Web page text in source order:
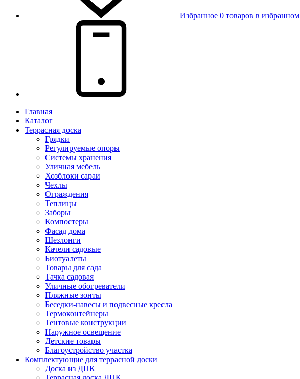
Избранное 0 товаров в избранном
Главная
Каталог
Террасная доска
Грядки
Регулируемые опоры
Системы хранения
Уличная мебель
Хозблоки сараи
Чехлы
Ограждения
Теплицы
Заборы
Компостеры
Фасад дома
Шезлонги
Качели садовые
Биотуалеты
Товары для сада
Тачка садовая
Уличные обогреватели
Пляжные зонты
Беседки-навесы и подвесные кресла
Термоконтейнеры
Тентовые конструкции
Наружное освещение
Детские товары
Благоустройство участка
Комплектующие для террасной доски
Доска из ДПК